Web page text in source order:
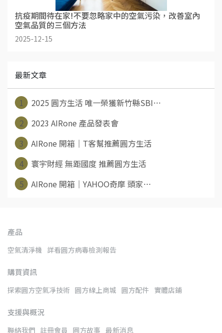
抗疫期間待在家!不要忽略家中的空氣污染，改善室內
空氣品質的三個方法
2025-12-15
最新文章
1
2025 圓方生活 唯一榮獲新竹縣SBI⋯
2
2023 AIRone 產品發表會
3
AIRone 開箱｜T客幫推薦圓方生活
4
寰宇財經 無距國度 推薦圓方生活
5
AIRone 開箱｜YAHOO奇摩 頭家⋯
產品
空氣清淨機 詳看圓方病毒檢測報告
購買資訊
探索圓方空氣凈技術 圓方線上商城 圓方配件 實體店鋪
支援與概況
聯絡我們 註冊會員 圓方故事 最新消息